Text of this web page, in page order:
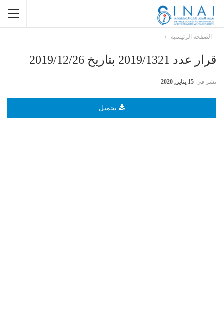
الصفحة الرئيسية
قرار عدد 2019/1321 بتاريخ 2019/12/26
نشر في 15 يناير, 2020
تحميل